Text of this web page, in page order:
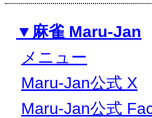
▼麻雀 Maru-Jan
メニュー
Maru-Jan公式 X
Maru-Jan公式